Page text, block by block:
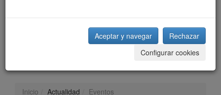
Inicio Actualidad
Eventos
Aceptar y navegar
Rechazar
Configurar cookies